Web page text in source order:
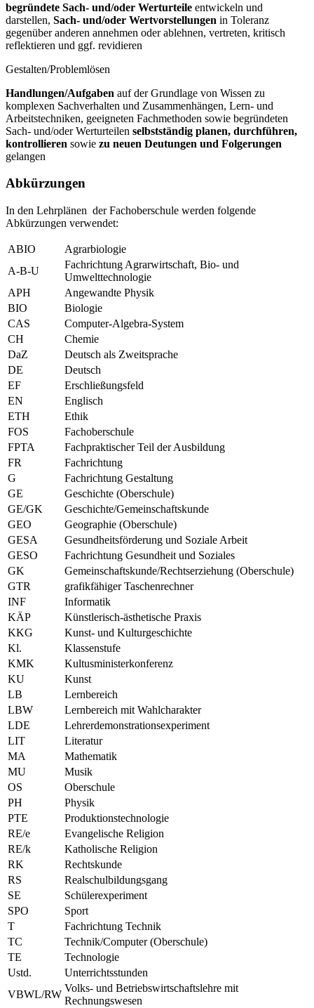
begründete Sach- und/oder Werturteile entwickeln und
darstellen, Sach- und/oder Wertvorstellungen in Toleranz
gegenüber anderen annehmen oder ablehnen, vertreten, kritisch
reflektieren und ggf. revidieren
Gestalten/Problemlösen
Handlungen/Aufgaben auf der Grundlage von Wissen zu
komplexen Sachverhalten und Zusammenhängen, Lern- und
Arbeitstechniken, geeigneten Fachmethoden sowie begründeten
Sach- und/oder Werturteilen selbstständig planen, durchführen,
kontrollieren sowie zu neuen Deutungen und Folgerungen
gelangen
Abkürzungen
In den Lehrplänen der Fachoberschule werden folgende
Abkürzungen verwendet:
ABIO
Agrarbiologie
A-B-U
Fachrichtung Agrarwirtschaft, Bio- und
Umwelttechnologie
APH
Angewandte Physik
BIO
Biologie
CAS
Computer-Algebra-System
CH
Chemie
DaZ
Deutsch als Zweitsprache
DE
Deutsch
EF
Erschließungsfeld
EN
Englisch
ETH
Ethik
FOS
Fachoberschule
FPTA
Fachpraktischer Teil der Ausbildung
FR
Fachrichtung
G
Fachrichtung Gestaltung
GE
Geschichte (Oberschule)
GE/GK
Geschichte/Gemeinschaftskunde
GEO
Geographie (Oberschule)
GESA
Gesundheitsförderung und Soziale Arbeit
GESO
Fachrichtung Gesundheit und Soziales
GK
Gemeinschaftskunde/Rechtserziehung (Oberschule)
GTR
grafikfähiger Taschenrechner
INF
Informatik
KÄP
Künstlerisch-ästhetische Praxis
KKG
Kunst- und Kulturgeschichte
Kl.
Klassenstufe
KMK
Kultusministerkonferenz
KU
Kunst
LB
Lernbereich
LBW
Lernbereich mit Wahlcharakter
LDE
Lehrerdemonstrationsexperiment
LIT
Literatur
MA
Mathematik
MU
Musik
OS
Oberschule
PH
Physik
PTE
Produktionstechnologie
RE/e
Evangelische Religion
RE/k
Katholische Religion
RK
Rechtskunde
RS
Realschulbildungsgang
SE
Schülerexperiment
SPO
Sport
T
Fachrichtung Technik
TC
Technik/Computer (Oberschule)
TE
Technologie
Ustd.
Unterrichtsstunden
VBWL/RW
Volks- und Betriebswirtschaftslehre mit
Rechnungswesen